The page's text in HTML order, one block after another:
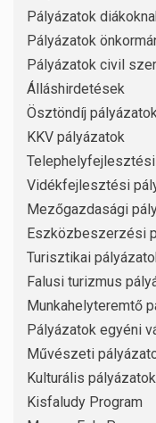
Pályázatok
Pályázatok
Pályázatok civil
Álláshirdetések
Ösztöndíj
KKV pályázatok
Vidékfejlesztési
Mezőgazdasági
Eszközbeszerzési
Turisztikai
Falusi turizmus
Munkahelyteremtő
Pályázatok egyéni
Művészeti
Kulturális pályázatok
Kisfaludy Program